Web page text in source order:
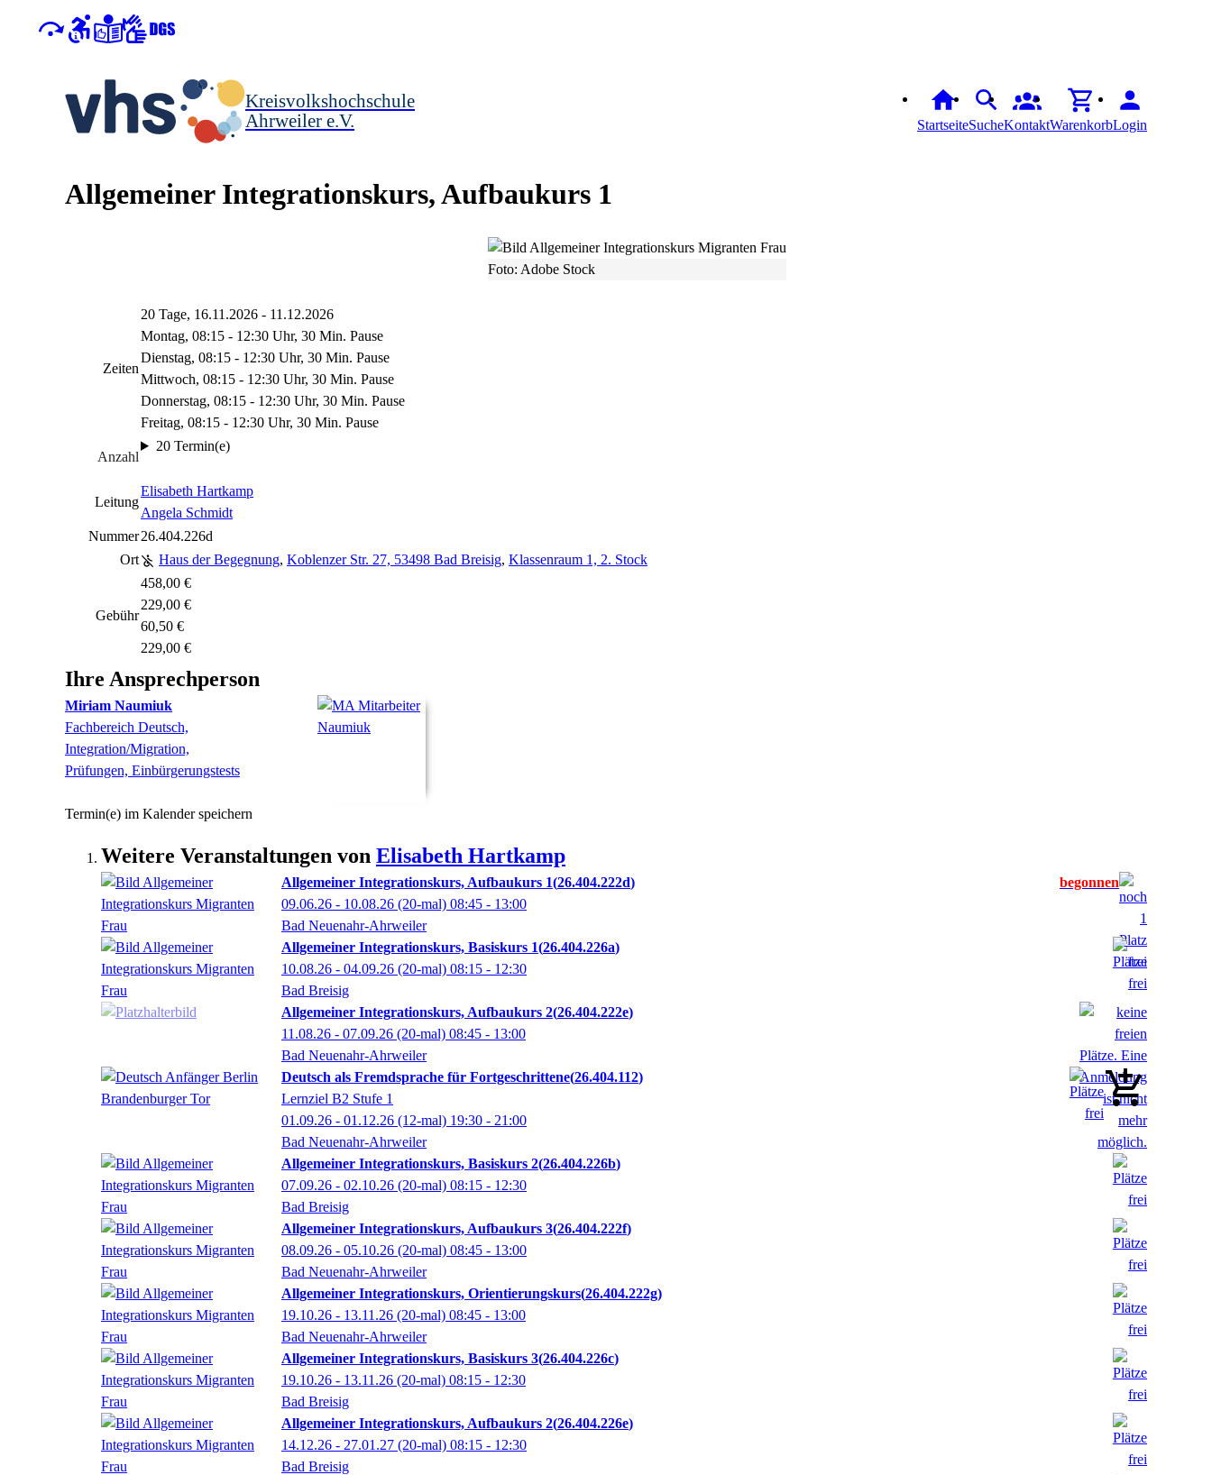
Kreisvolkshochschule
Ahrweiler e.V.
StartseiteSucheKontaktWarenkorbLogin
Allgemeiner Integrationskurs, Aufbaukurs 1
Foto: Adobe Stock
Zeiten
20 Tage, 16.11.2026 - 11.12.2026
Montag, 08:15 - 12:30 Uhr, 30 Min. Pause
Dienstag, 08:15 - 12:30 Uhr, 30 Min. Pause
Mittwoch, 08:15 - 12:30 Uhr, 30 Min. Pause
Donnerstag, 08:15 - 12:30 Uhr, 30 Min. Pause
Freitag, 08:15 - 12:30 Uhr, 30 Min. Pause
Anzahl
20 Termin(e)
Leitung
Elisabeth Hartkamp
Angela Schmidt
Nummer26.404.226d
Ort
Haus der Begegnung, Koblenzer Str. 27, 53498 Bad Breisig, Klassenraum 1, 2. Stock
Gebühr
458,00 €
229,00 €
60,50 €
229,00 €
Ihre Ansprechperson
Miriam Naumiuk
Fachbereich Deutsch,
Integration/Migration,
Prüfungen, Einbürgerungstests
Termin(e) im Kalender speichern
Weitere Veranstaltungen von Elisabeth Hartkamp
Allgemeiner Integrationskurs, Aufbaukurs 1 26.404.222d
09.06.26 - 10.08.26 (20-mal) 08:45 - 13:00
Bad Neuenahr-Ahrweiler
Allgemeiner Integrationskurs, Basiskurs 1 26.404.226a
10.08.26 - 04.09.26 (20-mal) 08:15 - 12:30
Bad Breisig
Allgemeiner Integrationskurs, Aufbaukurs 2 26.404.222e
11.08.26 - 07.09.26 (20-mal) 08:45 - 13:00
Bad Neuenahr-Ahrweiler
Deutsch als Fremdsprache für Fortgeschrittene 26.404.112
Lernziel B2 Stufe 1
01.09.26 - 01.12.26 (12-mal) 19:30 - 21:00
Bad Neuenahr-Ahrweiler
Allgemeiner Integrationskurs, Basiskurs 2 26.404.226b
07.09.26 - 02.10.26 (20-mal) 08:15 - 12:30
Bad Breisig
Allgemeiner Integrationskurs, Aufbaukurs 3 26.404.222f
08.09.26 - 05.10.26 (20-mal) 08:45 - 13:00
Bad Neuenahr-Ahrweiler
Allgemeiner Integrationskurs, Orientierungskurs 26.404.222g
19.10.26 - 13.11.26 (20-mal) 08:45 - 13:00
Bad Neuenahr-Ahrweiler
Allgemeiner Integrationskurs, Basiskurs 3 26.404.226c
19.10.26 - 13.11.26 (20-mal) 08:15 - 12:30
Bad Breisig
Allgemeiner Integrationskurs, Aufbaukurs 2 26.404.226e
14.12.26 - 27.01.27 (20-mal) 08:15 - 12:30
Bad Breisig